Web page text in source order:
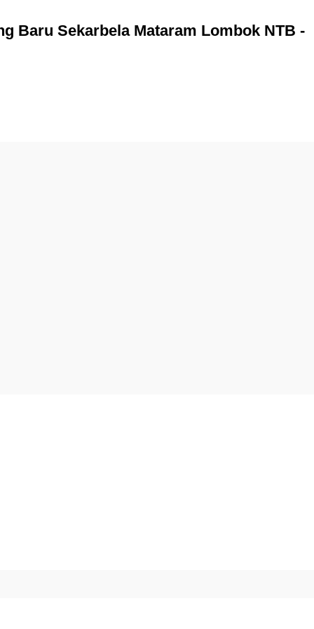
Baru Sekarbela Mataram Lombok NTB -